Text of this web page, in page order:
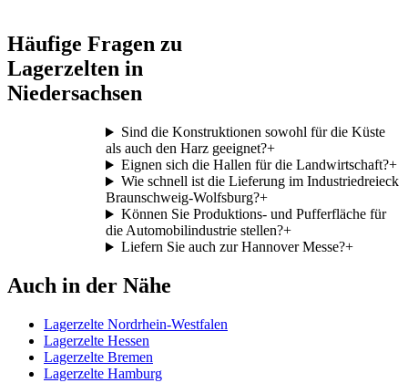
Häufige Fragen zu
Lagerzelten in
Niedersachsen
Sind die Konstruktionen sowohl für die Küste
als auch den Harz geeignet?+
Eignen sich die Hallen für die Landwirtschaft?+
Wie schnell ist die Lieferung im Industriedreieck
Braunschweig-Wolfsburg?+
Können Sie Produktions- und Pufferfläche für
die Automobilindustrie stellen?+
Liefern Sie auch zur Hannover Messe?+
Auch in der Nähe
Lagerzelte Nordrhein-Westfalen
Lagerzelte Hessen
Lagerzelte Bremen
Lagerzelte Hamburg